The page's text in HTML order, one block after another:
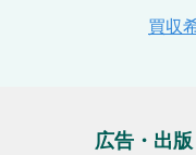
広告・出